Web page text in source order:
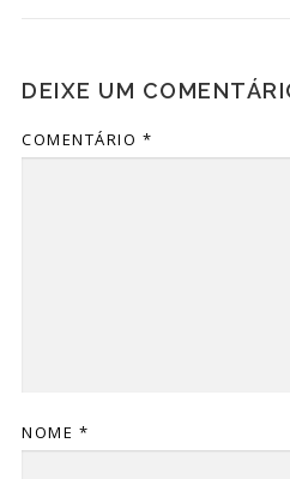
DEIXE UM
COMENTÁRIO *
NOME *